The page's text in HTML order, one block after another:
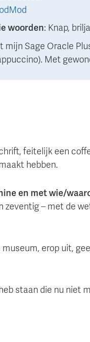
woorden: Knap,
mijn Sage Oracle
Met
feitelijk een
hebben.
en met wie/
zeventig – met de
erop uit,
staan die nu niet